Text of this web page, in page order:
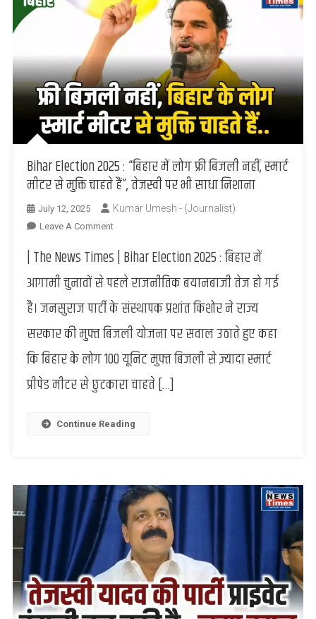
Bihar Election 2025 : “बिहार में लोग फ्री बिजली नहीं, स्मार्ट
मीटर से मुक्ति चाहते हैं”, तेजस्वी पर भी साधा निशाना
July 12, 2025 Kumar Umesh - (Journalist)
Leave A CommentOn
Election
2025
:
“बिहार
लोग
फ्री
नहीं,
मीटर
हैं”,
तेजस्वी
पर
साधा
निशाना
| The News Times | Bihar Election 2025 : बिहार में
आगामी चुनावों से पहले राजनीतिक बयानबाजी तेज हो गई
है। जनसुराज पार्टी के संस्थापक प्रशांत किशोर ने राज्य
सरकार की मुफ्त बिजली योजना पर सवाल उठाते हुए कहा
कि बिहार के लोग 100 यूनिट मुफ्त बिजली से ज़्यादा स्मार्ट
प्रीपेड मीटर से छुटकारा चाहते […]
Continue Reading